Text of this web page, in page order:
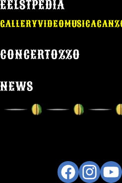
EELSTPEDIA
GALLERYVIDEOMUSICA
CONCERTOZZO
NEWS
FacebookInstagram